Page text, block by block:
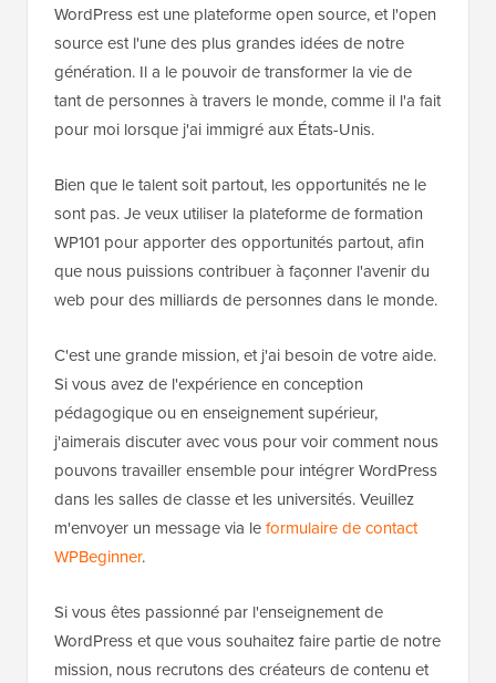
WordPress est une plateforme open source, et l'open
source est l'une des plus grandes idées de notre
génération. Il a le pouvoir de transformer la vie de
tant de personnes à travers le monde, comme il l'a fait
pour moi lorsque j'ai immigré aux États-Unis.
Bien que le talent soit partout, les opportunités ne le
sont pas. Je veux utiliser la plateforme de formation
WP101 pour apporter des opportunités partout, afin
que nous puissions contribuer à façonner l'avenir du
web pour des milliards de personnes dans le monde.
C'est une grande mission, et j'ai besoin de votre aide.
Si vous avez de l'expérience en conception
pédagogique ou en enseignement supérieur,
j'aimerais discuter avec vous pour voir comment nous
pouvons travailler ensemble pour intégrer WordPress
dans les salles de classe et les universités. Veuillez
m'envoyer un message via leformulaire de contact
WPBeginner.
Si vous êtes passionné par l'enseignement de
WordPress et que vous souhaitez faire partie de notre
mission, nous recrutons des créateurs de contenu et